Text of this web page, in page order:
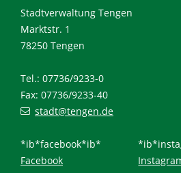
Stadtverwaltung Tengen
Marktstr. 1
78250 Tengen
Tel.: 07736/9233-0
Fax: 07736/9233-40
stadt@tengen.de
*ib*facebook*ib*
Facebook